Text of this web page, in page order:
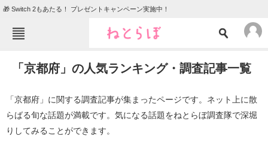
🎁 Switch 2もあたる！ プレゼントキャンペーン実施中！
TOP ニュース
グルメ 地域
「京都府」の人気ランキング・調査記事一覧
「京都府」に関する調査記事が集まったページです。ネット上に散
らばる旬な話題が満載です。気になる話題をねとらぼ調査隊で深堀
りしてみることができます。